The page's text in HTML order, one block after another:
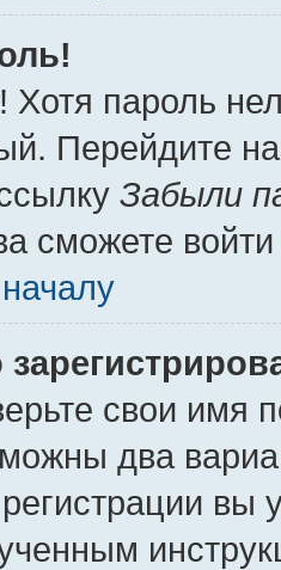
Хотя пароль
Перейдите
Забыли
сможете
свои имя
два
вы